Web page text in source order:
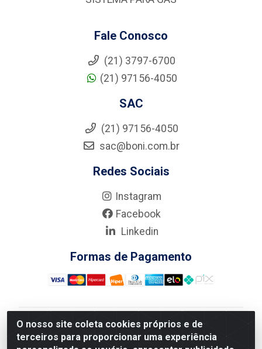
O nosso site coleta cookies próprios e de
terceiros para proporcionar uma experiência
Fale Conosco
(21) 3797-6700
(21) 97156-4050
SAC
(21) 97156-4050
sac@boni.com.br
Redes Sociais
Instagram
Facebook
Linkedin
Formas de Pagamento
Nova Boni Distribuidora de Material de Construção LTDA
- Rua Alice Tibiriçá, 330 - Vila Da Penha, Rio de